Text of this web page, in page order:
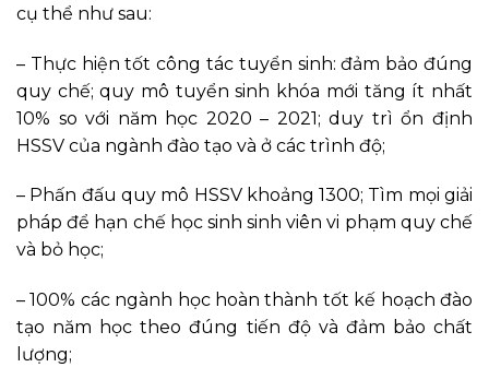
cụ thể như sau:
– Thực hiện tốt công tác tuyển sinh: đảm bảo đúng
quy chế; quy mô tuyển sinh khóa mới tăng ít nhất
10% so với năm học 2020 – 2021; duy trì ổn định
HSSV của ngành đào tạo và ở các trình độ;
– Phấn đấu quy mô HSSV khoảng 1300; Tìm mọi giải
pháp để hạn chế học sinh sinh viên vi phạm quy chế
và bỏ học;
– 100% các ngành học hoàn thành tốt kế hoạch đào
tạo năm học theo đúng tiến độ và đảm bảo chất
lượng;